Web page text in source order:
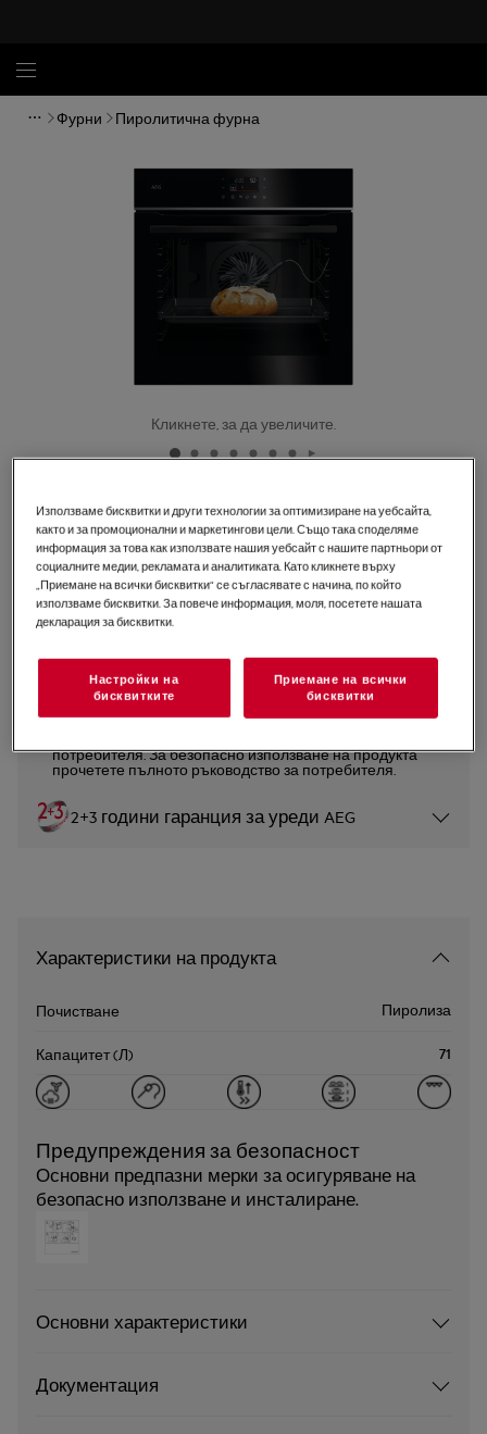
Фурни Пиролитична фурна
Кликнете, за да увеличите.
TA5PB53APB
Фурна 5000 SurroundCook със
SteamBake
0 (0)
безопасност съгласно регламент на ЕС 2023/988 са
потребителя. За безопасно използване на продукта
прочетете пълното ръководство за потребителя.
2+3 години гаранция за уреди AEG
Характеристики на продукта
Почистване Пиролиза
Капацитет (Л) 71
Предупреждения за безопасност
Основни предпазни мерки за осигуряване на
безопасно използване и инсталиране.
Основни характеристики
Документация
Използваме бисквитки и други технологии за оптимизиране на уебсайта,
както и за промоционални и маркетингови цели. Също така споделяме
информация за това как използвате нашия уебсайт с нашите партньори от
социалните медии, рекламата и аналитиката. Като кликнете върху
„Приемане на всички бисквитки“ се съгласявате с начина, по който
използваме бисквитки. За повече информация, моля, посетете нашата
декларация за бисквитки.
Настройки на
бисквитките
Приемане на всички
бисквитки